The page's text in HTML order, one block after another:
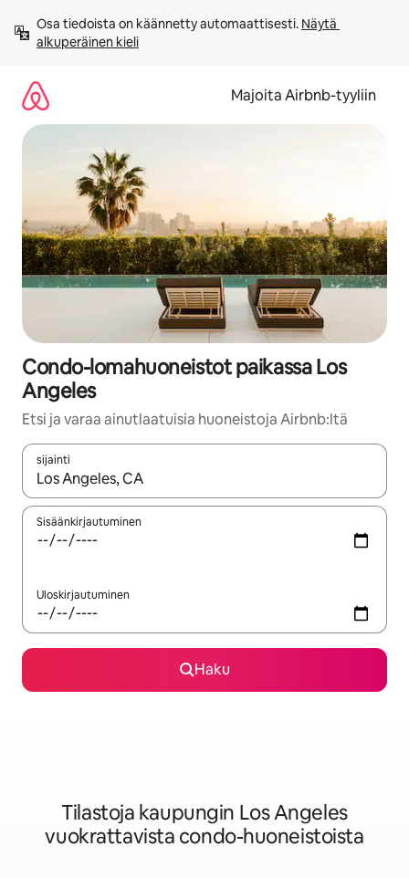
sisältö
väliin
Osa tiedoista on käännetty automaattisesti. Näytä
alkuperäinen kieli
Majoita Airbnb-tyyliin
Condo-lomahuoneistot paikassa Los
Angeles
Etsi ja varaa ainutlaatuisia huoneistoja Airbnb:ltä
sijainti
Kun tulokset ovat saatavilla, navigoi ylös- ja alas-
Sisäänkirjautuminen
Uloskirjautuminen
Haku
Tilastoja kaupungin Los Angeles
vuokrattavista condo-huoneistoista